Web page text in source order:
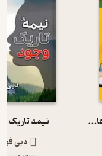
گنجینه سوالات آزمون های استخدامی آموزش و پرورش نیمه تاریک
دبی